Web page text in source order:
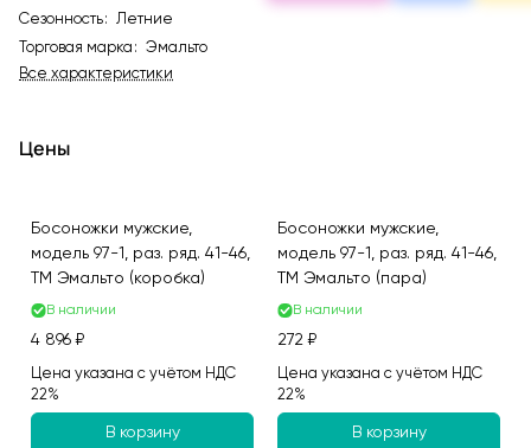
Сезонность:
Летние
Торговая марка :
Эмальто
Все характеристики
Цены
Босоножки мужские,
модель 97-1, раз. ряд. 41-46,
ТМ Эмальто (коробка)
В наличии
4 896 ₽
Цена указана с учётом НДС
22%
В корзину
Босоножки мужские,
модель 97-1, раз. ряд. 41-46,
ТМ Эмальто (пара)
В наличии
272 ₽
Цена указана с учётом НДС
22%
В корзину